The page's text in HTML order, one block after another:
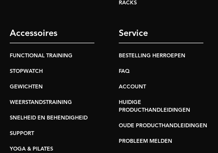
RACKS
Accessoires
FUNCTIONAL TRAINING
STOPWATCH
GEWICHTEN
WEERSTANDSTRAINING
SNELHEID EN BEHENDIGHEID
SUPPORT
YOGA & PILATES
Service
BESTELLING HERROEPEN
FAQ
ACCOUNT
HUIDIGE
PRODUCTHANDLEIDINGEN
OUDE PRODUCTHANDLEIDINGEN
PROBLEEM MELDEN